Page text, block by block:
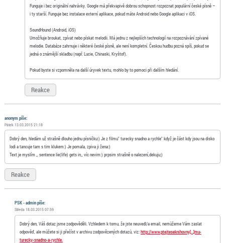
Funguje i bez originální nahrávky. Google má překvapivě dobrou schopnost rozpoznat populární české písně –
i ty starší. Funguje bez instalace externí aplikace, pokud máte Android nebo Google aplikaci v iOS.
SoundHound (Android, iOS)
Umožňuje broukat, zpívat nebo pískat melodii. Má jednu z nejlepších technologií na rozpoznávání zpívané
melodie. Databáze zahrnuje i některé české písně, ale není kompletní. Českou hudbu pozná spíš, pokud se
jedná o známější skladbu (např. Lucie, Chinaski, Kryštof).
Pokud byste si vzpomněla na další úryvek textu, mohlo by to pomoci při dalším hledání.
Reakce
anonym píše:
Pátek 13.03.2015 21:18
Dobrý den, hledám už strašně dlouho jednu písničku:) Je z filmu" turecky snadno a rychle" když je část kdy jsou na disko
lodi a tancuje tam s tim klukem:) Je pomala, zpiva ji žena:)
Text je myslím ,, sentence lie(life) gets in,, víc nevim:) prpsim strašně o nalezení,dekuju;)
Reakce
PSK - admin píše:
Středa 18.03.2015 07:59
Dobrý den, Váš dotaz jsme zodpověděli. Vzhledem k tomu, že jste neuvedl/a email, nemůžeme Vám zaslat
odpověď, ale můžete si ji přečíst v archivu zodpovězených dotazů, viz:http://www.ptejteseknihovny[…]mu-
turecky-snadno-a-rychle.